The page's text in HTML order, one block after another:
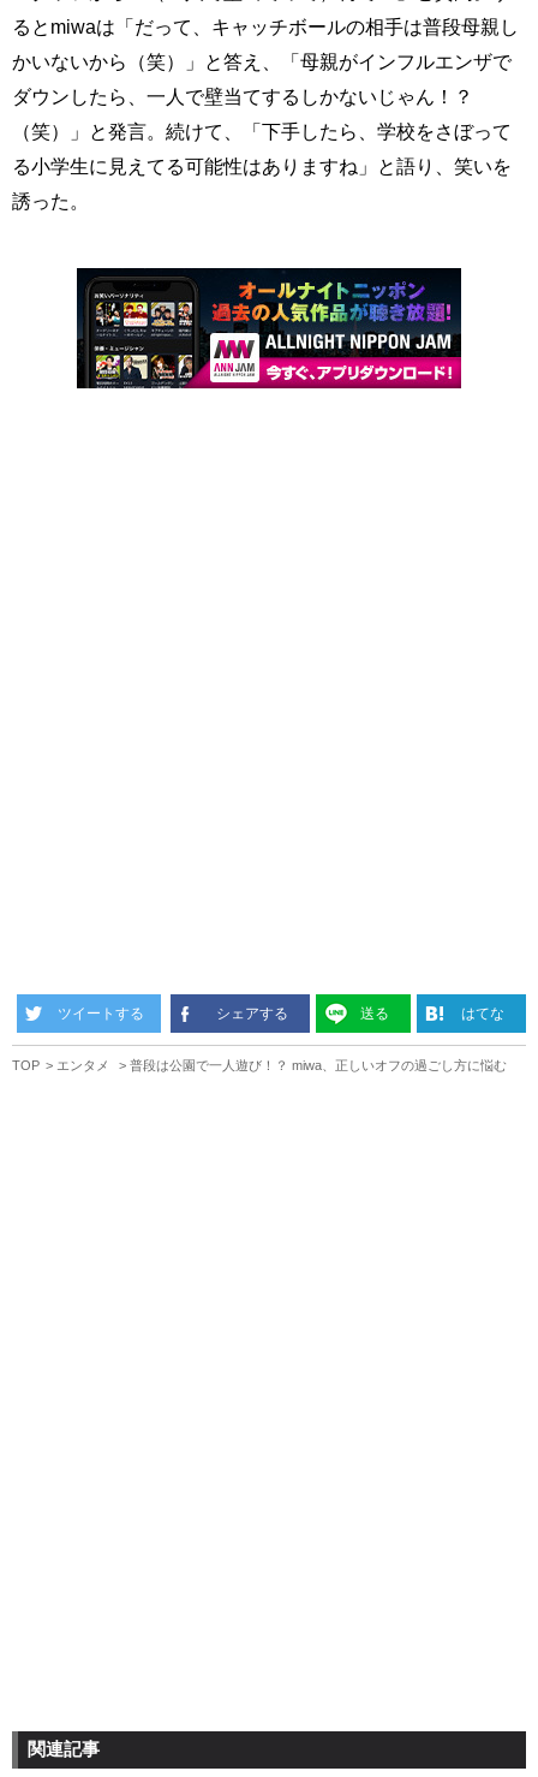
るとmiwaは「だって、キャッチボールの相手は普段母親し
かいないから（笑）」と答え、「母親がインフルエンザで
ダウンしたら、一人で壁当てするしかないじゃん！？
（笑）」と発言。続けて、「下手したら、学校をさぼって
る小学生に見えてる可能性はありますね」と語り、笑いを
誘った。
ツイートする シェアする 送る はてな
TOP エンタメ 普段は公園で一人遊び！？ miwa、正しいオフの過ごし方に悩む
関連記事